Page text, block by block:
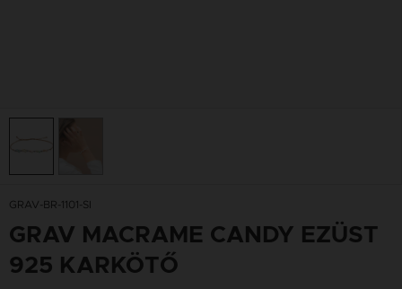
GRAV-BR-1101-SI
GRAV MACRAME CANDY EZÜST
925 KARKÖTŐ